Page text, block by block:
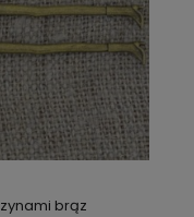
brąz